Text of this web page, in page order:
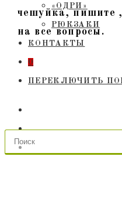
«ОДРИ»
РЮКЗАКИ
КОНТАКТЫ
0
ПЕРЕКЛЮЧИТЬ
чешуйка, пишите ,
на все вопросы.